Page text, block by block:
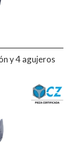
y 4 agujeros